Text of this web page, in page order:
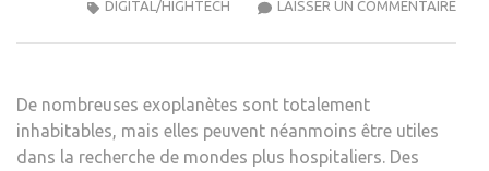
LAISSER UN COMMENTAIREUNE
DIGITAL/HIGHTECH
De nombreuses exoplanètes sont totalement
inhabitables, mais elles peuvent néanmoins être utiles
dans la recherche de mondes plus hospitaliers. Des